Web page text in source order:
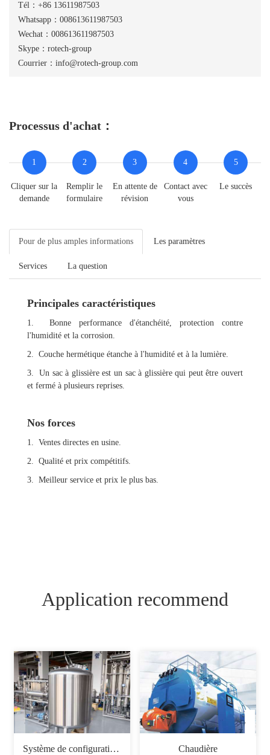
Tél：+86 13611987503
Whatsapp：008613611987503
Wechat：008613611987503
Skype：rotech-group
Courrier：info@rotech-group.com
Processus d'achat：
1
Cliquer sur la
demande
2
Remplir le
formulaire
3
En attente de
révision
4
Contact avec
vous
5
Le succès
Pour de plus amples informations Les paramètres
Services La question
Principales caractéristiques
1. Bonne performance d'étanchéité, protection contre
l'humidité et la corrosion.
2. Couche hermétique étanche à l'humidité et à la lumière.
3. Un sac à glissière est un sac à glissière qui peut être ouvert
et fermé à plusieurs reprises.
Nos forces
1. Ventes directes en usine.
2. Qualité et prix compétitifs.
3. Meilleur service et prix le plus bas.
Application recommend
Système de configuration du sirop Chaudière